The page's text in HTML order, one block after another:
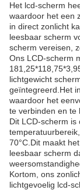
Het lcd-scherm
waardoor het een
in direct zonlicht
leesbaar scherm
scherm vereisen,
Ons LCD-scherm
lichtgewicht
geïntegreerd.Het
waardoor het
te verbinden en te
Dit LCD-scherm
70°C.Dit maakt
leesbaar scherm
Kortom, ons
lichtgevoelig lcd-